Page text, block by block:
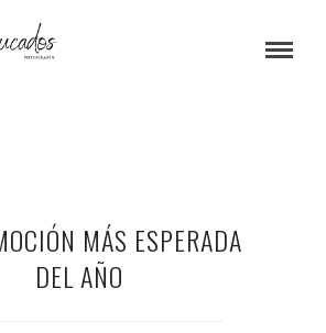
MÁS ESPERADA
DEL AÑO